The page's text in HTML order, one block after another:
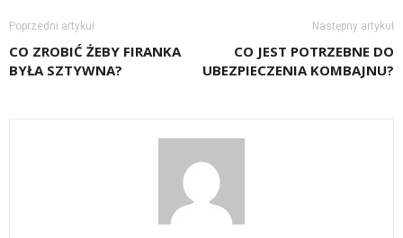
Poprzedni artykuł
CO ZROBIĆ ŻEBY FIRANKA
BYŁA SZTYWNA?
Następny artykuł
CO JEST POTRZEBNE DO
UBEZPIECZENIA KOMBAJNU?